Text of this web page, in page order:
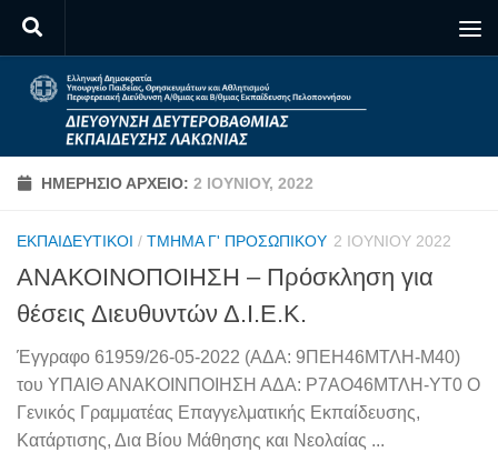
Skip to content
ΗΜΕΡΉΣΙΟ ΑΡΧΕΊΟ: 2 ΙΟΥΝΊΟΥ, 2022
ΕΚΠΑΙΔΕΥΤΙΚΟΊ / ΤΜΉΜΑ Γ' ΠΡΟΣΩΠΙΚΟΎ 2 ΙΟΥΝΊΟΥ 2022
ΑΝΑΚΟΙΝΟΠΟΙΗΣΗ – Πρόσκληση για
θέσεις Διευθυντών Δ.Ι.Ε.Κ.
Έγγραφο 61959/26-05-2022 (ΑΔΑ: 9ΠΕΗ46ΜΤΛΗ-Μ40)
του ΥΠΑΙΘ ΑΝΑΚΟΙΝΠΟΙΗΣΗ ΑΔΑ: Ρ7ΑΟ46ΜΤΛΗ-ΥΤ0 Ο
Γενικός Γραμματέας Επαγγελματικής Εκπαίδευσης,
Κατάρτισης, Δια Βίου Μάθησης και Νεολαίας ...